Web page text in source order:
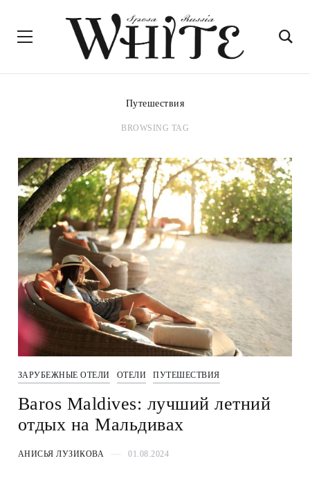
Путешествия
BROWSING TAG
ЗАРУБЕЖНЫЕ ОТЕЛИ ОТЕЛИ ПУТЕШЕСТВИЯ
Baros Maldives: лучший летний
отдых на Мальдивах
АНИСЬЯ ЛУЗИКОВА 01.08.2024